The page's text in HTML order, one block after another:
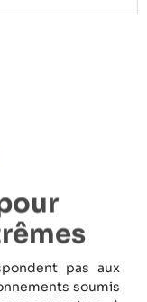
pas aux
soumis